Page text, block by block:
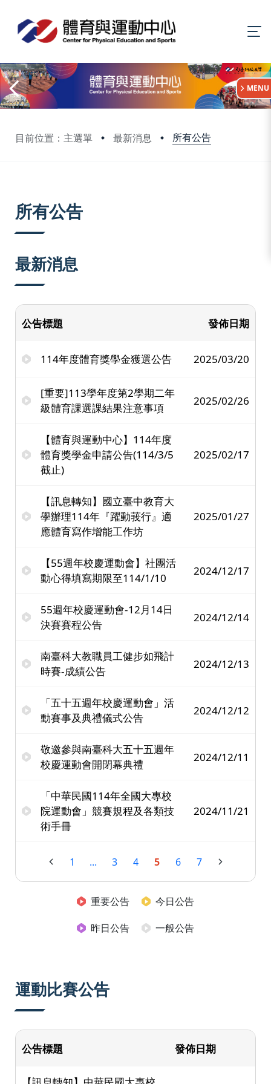
目前位置：主選單 最新消息 所有公告
:::
MENU
所有公告
最新消息
公告標題 發佈日期
114年度體育獎學金獲選公告 2025/03/20
[重要]113學年度第2學期二年
級體育課選課結果注意事項
2025/02/26
【體育與運動中心】114年度
體育獎學金申請公告(114/3/5
截止)
2025/02/17
【訊息轉知】國立臺中教育大
學辦理114年『躍動莪行』適
應體育寫作增能工作坊
2025/01/27
【55週年校慶運動會】社團活
動心得填寫期限至114/1/10
2024/12/17
55週年校慶運動會-12月14日
決賽賽程公告
2024/12/14
南臺科大教職員工健步如飛計
時賽-成績公告
2024/12/13
「五十五週年校慶運動會」活
動賽事及典禮儀式公告
2024/12/12
敬邀參與南臺科大五十五週年
校慶運動會開閉幕典禮
2024/12/11
「中華民國114年全國大專校
院運動會」競賽規程及各類技
術手冊
2024/11/21
1 ... 3 4 5 6 7
重要公告
今日公告
昨日公告
一般公告
運動比賽公告
公告標題 發佈日期